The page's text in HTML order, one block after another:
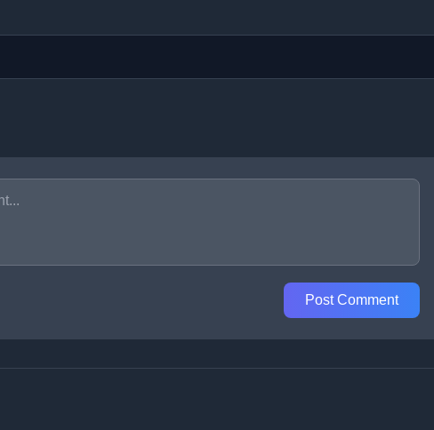
Post Comment